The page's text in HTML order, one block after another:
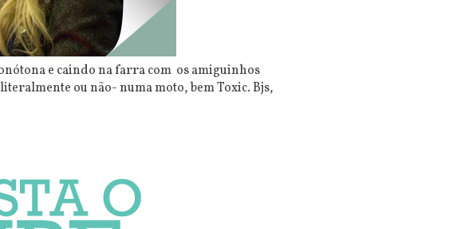
e caindo na farra com os amiguinhos
ou não- numa moto, bem Toxic. Bjs,